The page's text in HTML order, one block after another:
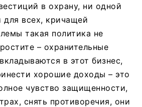
в охрану, ни одной
для всех, кричащей
такая политика не
– охранительные
в этот бизнес,
хорошие доходы – это
чувство защищенности,
снять противоречия, они